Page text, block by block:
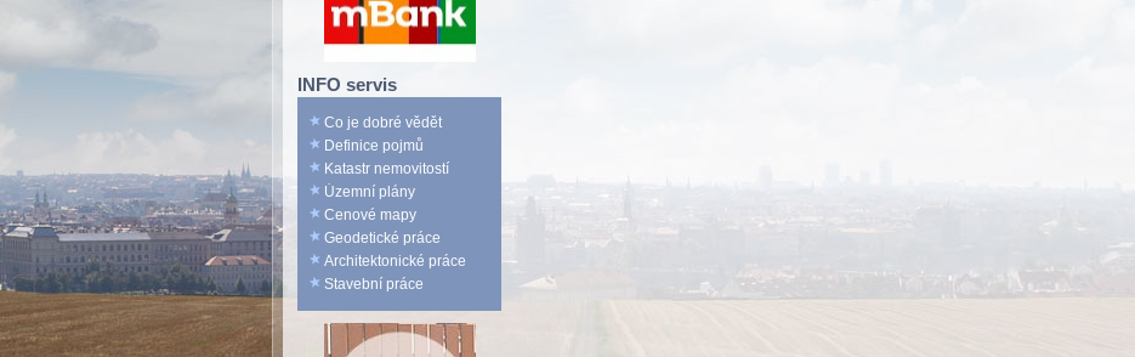
INFO servis
Co je dobré vědět
Definice pojmů
Katastr nemovitostí
Územní plány
Cenové mapy
Geodetické práce
Architektonické práce
Stavební práce